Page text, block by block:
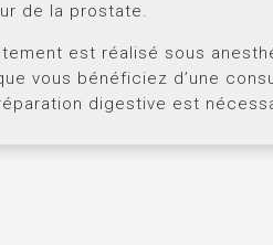
de la prostate.
est réalisé sous
vous bénéficiez d’une
digestive est